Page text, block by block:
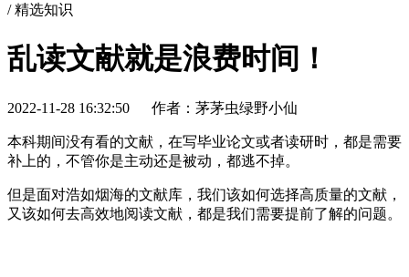
/精选知识
乱读文献就是浪费时间！
2022-11-28 16:32:50 作者：茅茅虫绿野小仙
本科期间没有看的文献，在写毕业论文或者读研时，都是需要
补上的，不管你是主动还是被动，都逃不掉。
但是面对浩如烟海的文献库，我们该如何选择高质量的文献，
又该如何去高效地阅读文献，都是我们需要提前了解的问题。